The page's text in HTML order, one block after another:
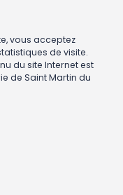
vous acceptez
de visite.
du site Internet est
de Saint Martin du